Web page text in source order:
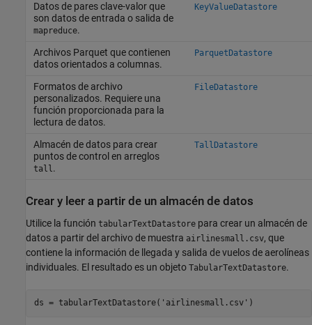
Datos de pares clave-valor que
son datos de entrada o salida de
mapreduce.
KeyValueDatastore
Archivos Parquet que contienen
datos orientados a columnas.
ParquetDatastore
Formatos de archivo
personalizados. Requiere una
función proporcionada para la
lectura de datos.
FileDatastore
Almacén de datos para crear
puntos de control en arreglos
tall.
TallDatastore
Crear y leer a partir de un almacén de datos
Utilice la función tabularTextDatastore para crear un almacén de
datos a partir del archivo de muestra airlinesmall.csv, que
contiene la información de llegada y salida de vuelos de aerolíneas
individuales. El resultado es un objeto TabularTextDatastore.
ds = tabularTextDatastore( 'airlinesmall.csv' )